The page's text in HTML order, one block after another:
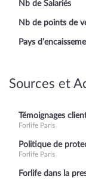
Nb de Salariés
Nb de points de
Pays
Sources et
Témoignages
Forlife Paris
Politique de
Forlife Paris
Forlife dans la